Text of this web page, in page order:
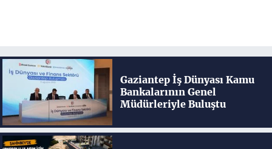
Gaziantep İş Dünyası Kamu
Bankalarının Genel
Müdürleriyle Buluştu